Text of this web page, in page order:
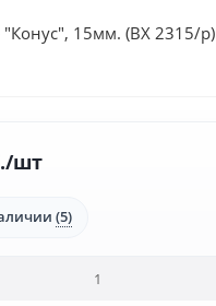
15мм. (BX 2315/p)
/шт
(5)